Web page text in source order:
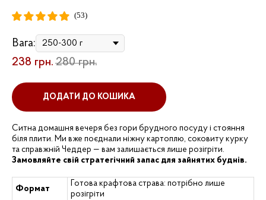
(53)
Вага:
238 грн. 280 грн.
ДОДАТИ ДО КОШИКА
Ситна домашня вечеря без гори брудного посуду і стояння
біля плити. Ми вже поєднали ніжну картоплю, соковиту курку
та справжній Чеддер — вам залишається лише розігріти.
Замовляйте свій стратегічний запас для зайнятих буднів.
Формат
Готова крафтова страва: потрібно лише
розігріти